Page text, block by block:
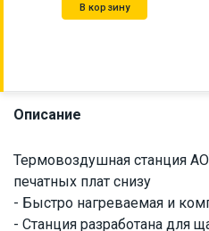
В корзину
Наличие на складе: Львов
Днепр
ID:862995 5 кг 220
Описание
Термовоздушная станция
печатных плат снизу
- Быстро нагреваемая и
- Станция разработана для